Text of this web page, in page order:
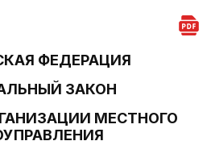
ФЕДЕРАЦИЯ
ЗАКОН
МЕСТНОГО